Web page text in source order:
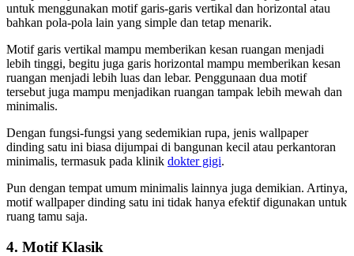
untuk menggunakan motif garis-garis vertikal dan horizontal atau
bahkan pola-pola lain yang simple dan tetap menarik.
Motif garis vertikal mampu memberikan kesan ruangan menjadi
lebih tinggi, begitu juga garis horizontal mampu memberikan kesan
ruangan menjadi lebih luas dan lebar. Penggunaan dua motif
tersebut juga mampu menjadikan ruangan tampak lebih mewah dan
minimalis.
Dengan fungsi-fungsi yang sedemikian rupa, jenis wallpaper
dinding satu ini biasa dijumpai di bangunan kecil atau perkantoran
minimalis, termasuk pada klinik dokter gigi.
Pun dengan tempat umum minimalis lainnya juga demikian. Artinya,
motif wallpaper dinding satu ini tidak hanya efektif digunakan untuk
ruang tamu saja.
4. Motif Klasik